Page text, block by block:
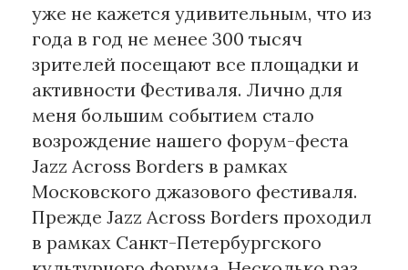
уже не кажется удивительным, что из
года в год не менее 300 тысяч
зрителей посещают все площадки и
активности Фестиваля. Лично для
меня большим событием стало
возрождение нашего форум-феста
Jazz Across Borders в рамках
Московского джазового фестиваля.
Прежде Jazz Across Borders проходил
в рамках Санкт-Петербургского